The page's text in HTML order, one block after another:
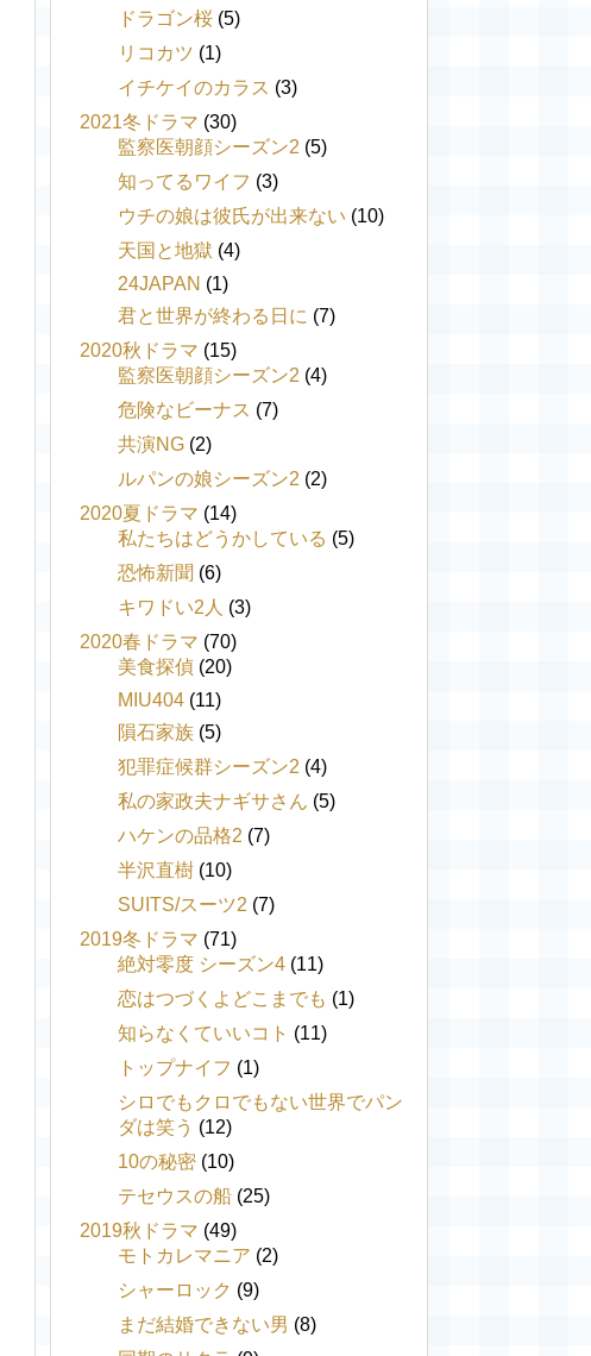
ドラゴン桜 (5)
リコカツ (1)
イチケイのカラス (3)
2021冬ドラマ (30)
監察医朝顔シーズン2 (5)
知ってるワイフ (3)
ウチの娘は彼氏が出来ない (10)
天国と地獄 (4)
24JAPAN (1)
君と世界が終わる日に (7)
2020秋ドラマ (15)
監察医朝顔シーズン2 (4)
危険なビーナス (7)
共演NG (2)
ルパンの娘シーズン2 (2)
2020夏ドラマ (14)
私たちはどうかしている (5)
恐怖新聞 (6)
キワドい2人 (3)
2020春ドラマ (70)
美食探偵 (20)
MIU404 (11)
隕石家族 (5)
犯罪症候群シーズン2 (4)
私の家政夫ナギサさん (5)
ハケンの品格2 (7)
半沢直樹 (10)
SUITS/スーツ2 (7)
2019冬ドラマ (71)
絶対零度 シーズン4 (11)
恋はつづくよどこまでも (1)
知らなくていいコト (11)
トップナイフ (1)
シロでもクロでもない世界でパン
ダは笑う (12)
10の秘密 (10)
テセウスの船 (25)
2019秋ドラマ (49)
モトカレマニア (2)
シャーロック (9)
まだ結婚できない男 (8)